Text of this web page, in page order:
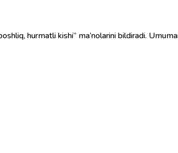
hurmatli kishi” ma’nolarini bildiradi.